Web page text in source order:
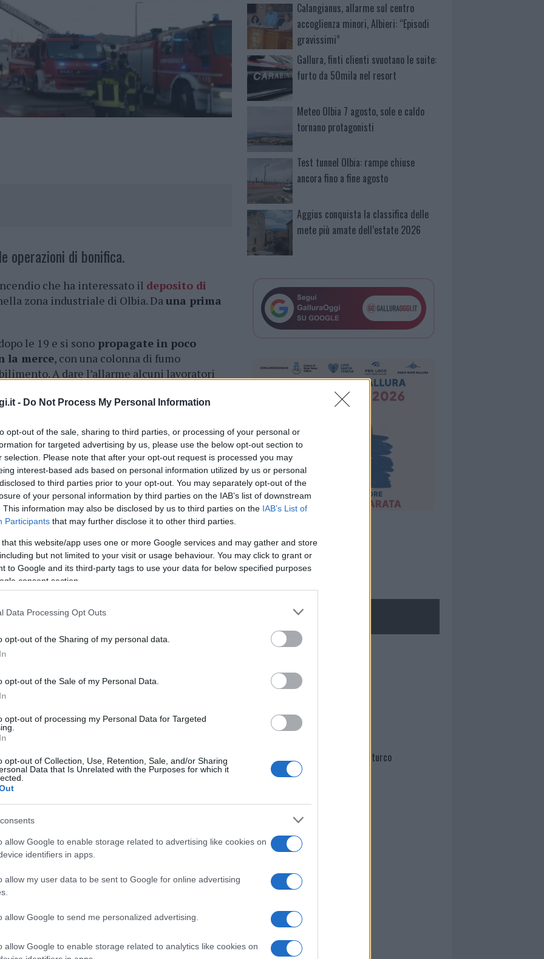
- Do Not Process My Personal Information
opt-out of the sale, sharing to third parties, or processing of your personal or
for targeted advertising by us, please use the below opt-out section to
selection. Please note that after your opt-out request is processed you may
interest-based ads based on personal information utilized by us or personal
to third parties prior to your opt-out. You may separately opt-out of the
of your personal information by third parties on the IAB’s list of downstream
This information may also be disclosed by us to third parties on the IAB’s List of
Participants that may further disclose it to other third parties.
that this website/app uses one or more Google services and may gather and store
but not limited to your visit or usage behaviour. You may click to grant or
to Google and its third-party tags to use your data for below specified purposes
consent section.
Data Processing Opt Outs
opt-out of the Sharing of my personal data.
opt-out of the Sale of my Personal Data.
opt-out of processing my Personal Data for Targeted
opt-out of Collection, Use, Retention, Sale, and/or Sharing
Data that Is Unrelated with the Purposes for which it
allow Google to enable storage related to advertising like cookies on
identifiers in apps.
allow my user data to be sent to Google for online advertising
allow Google to send me personalized advertising.
allow Google to enable storage related to analytics like cookies on
operazioni di bonifica.
che ha interessato il deposito di
zona industriale di Olbia. Dauna prima
le 19 e si sono propagate in poco
la merce, con una colonna di fumo
A dare l’allarme alcuni lavoratori
sono intervenuti anche i carabinieri.
che hanno scatenato le fiamme, ma da
facendo spazio è quella di un
elettrico. Oggi intanto i vigili del fuoco
della struttura e le verifiche sulla
cliccandoqui
nella sezione
Olbia Vigili Del Fuoco Olbia
Calangianus, allarme sul centro
accoglienza minori, Albieri: “Episodi
gravissimi”
Gallura, finti clienti svuotano le suite:
furto da 50mila nel resort
Meteo Olbia 7 agosto, sole e caldo
tornano protagonisti
Test tunnel Olbia: rampe chiuse
ancora fino a fine agosto
Aggius conquista la classifica delle
mete più amate dell’estate 2026
NECROLOGIE
Martina Agostina Diturco
I nostri cari
I nostri cari